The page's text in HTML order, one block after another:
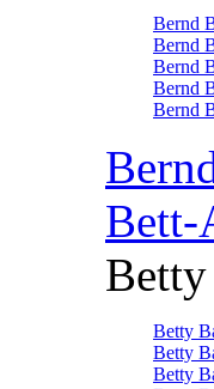
Bernd
Bernd
Bernd
Bernd
Bernd
Bett-
Betty
Betty
Betty